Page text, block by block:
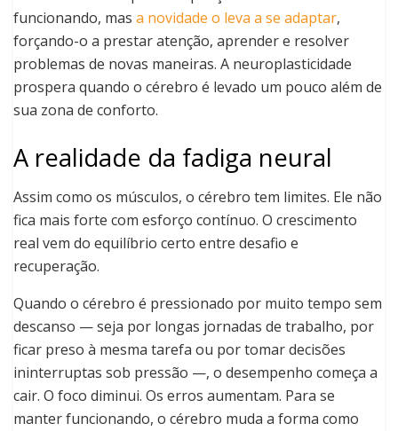
funcionando, mas a novidade o leva a se adaptar,
forçando-o a prestar atenção, aprender e resolver
problemas de novas maneiras. A neuroplasticidade
prospera quando o cérebro é levado um pouco além de
sua zona de conforto.
A realidade da fadiga neural
Assim como os músculos, o cérebro tem limites. Ele não
fica mais forte com esforço contínuo. O crescimento
real vem do equilíbrio certo entre desafio e
recuperação.
Quando o cérebro é pressionado por muito tempo sem
descanso — seja por longas jornadas de trabalho, por
ficar preso à mesma tarefa ou por tomar decisões
ininterruptas sob pressão —, o desempenho começa a
cair. O foco diminui. Os erros aumentam. Para se
manter funcionando, o cérebro muda a forma como